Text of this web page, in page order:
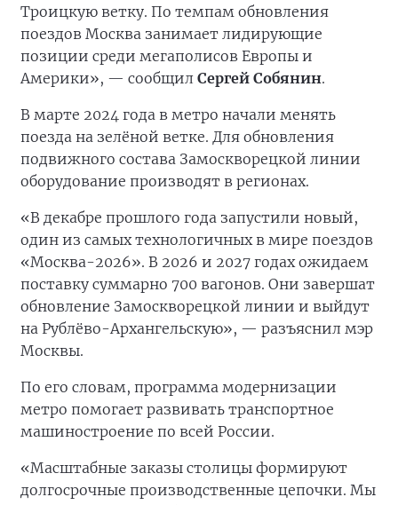
Троицкую ветку. По темпам обновления
поездов Москва занимает лидирующие
позиции среди мегаполисов Европы и
Америки», — сообщил Сергей Собянин.
В марте 2024 года в метро начали менять
поезда на зелёной ветке. Для обновления
подвижного состава Замоскворецкой линии
оборудование производят в регионах.
«В декабре прошлого года запустили новый,
один из самых технологичных в мире поездов
«Москва-2026». В 2026 и 2027 годах ожидаем
поставку суммарно 700 вагонов. Они завершат
обновление Замоскворецкой линии и выйдут
на Рублёво-Архангельскую», — разъяснил мэр
Москвы.
По его словам, программа модернизации
метро помогает развивать транспортное
машиностроение по всей России.
«Масштабные заказы столицы формируют
долгосрочные производственные цепочки. Мы